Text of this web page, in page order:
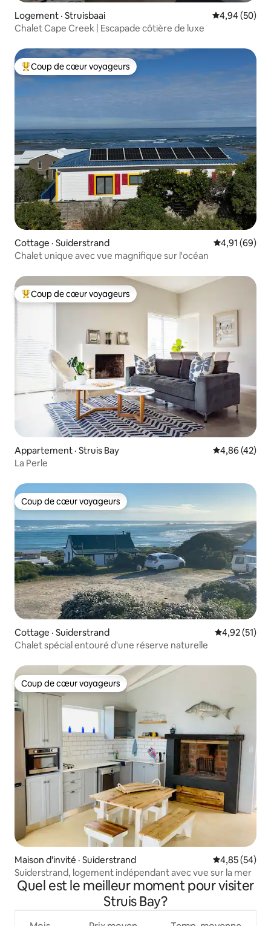
Logement · Struisbaai Note
4,94 (50)
Chalet Cape Creek | Escapade côtière de luxe
Coup de cœur voyageurs parmi les plus aimés
Coup de cœur voyageurs
Cottage · Suiderstrand Note
4,91 (69)
Chalet unique avec vue magnifique sur l'océan
Coup de cœur voyageurs parmi les plus aimés
Coup de cœur voyageurs
Appartement · Struis Bay Note
4,86 (42)
La Perle
Coup de cœur voyageurs
Coup de cœur voyageurs
Cottage · Suiderstrand Note
4,92 (51)
Chalet spécial entouré d'une réserve naturelle
Coup de cœur voyageurs
Coup de cœur voyageurs
Maison d'invité · Suiderstrand Note
4,85 (54)
Suiderstrand, logement indépendant avec vue sur la mer
Quel est le meilleur moment pour visiter
Struis Bay?